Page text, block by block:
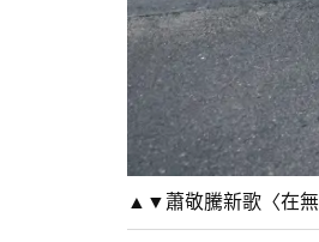
▲▼蕭敬騰新歌〈在無